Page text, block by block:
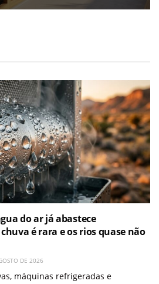
do ar já abastece
é rara e os rios quase não
DE 2026
máquinas refrigeradas e